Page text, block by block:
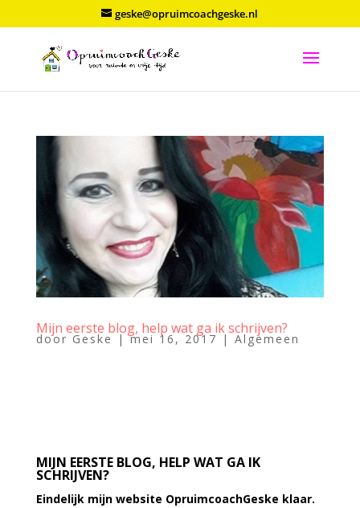
geske@opruimcoachgeske.nl
Mijn eerste blog, help wat ga ik schrijven?
door Geske |mei 16, 2017 | Algemeen
MIJN EERSTE BLOG, HELP WAT GA IK
SCHRIJVEN?
Eindelijk mijn website OpruimcoachGeske klaar.